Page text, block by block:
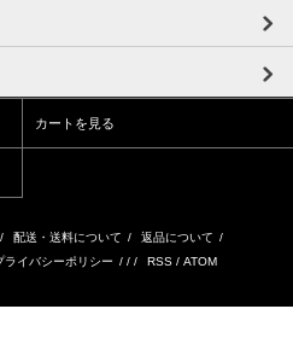
カートを見る
/ 配送・送料について / 返品について /
ライバシーポリシー / / / RSS / ATOM